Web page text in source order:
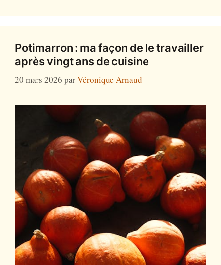
Potimarron : ma façon de le travailler
après vingt ans de cuisine
20 mars 2026 parVéronique Arnaud